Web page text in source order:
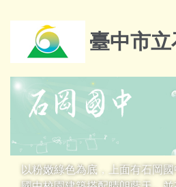
內
容
臺中市
以粉嫩綠色為底，上面有石岡